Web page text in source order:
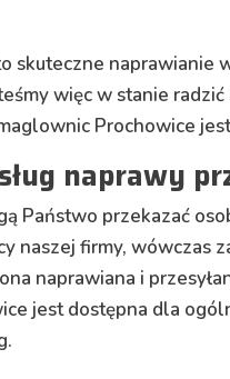
skuteczne naprawianie
więc w stanie
Prochowice
naprawy
Państwo przekazać
naszej firmy, wówczas
naprawiana i
jest dostępna dla